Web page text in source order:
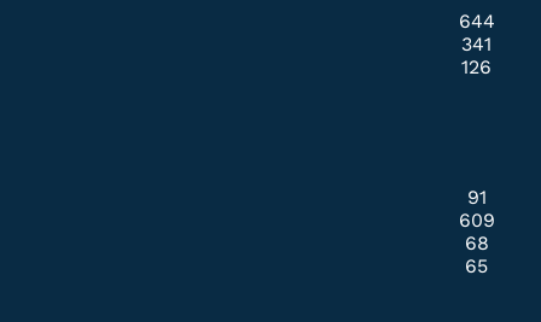
644
341
126
91
609
68
65